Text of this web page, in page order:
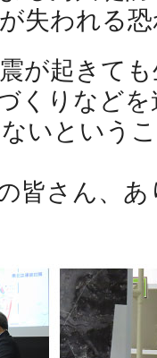
失われる
が起きて
くりなど
いという
皆さん、